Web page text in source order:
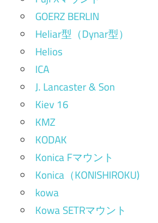
GOERZ BERLIN
Heliar型（Dynar型）
Helios
ICA
J. Lancaster & Son
Kiev 16
KMZ
KODAK
Konica Fマウント
Konica（KONISHIROKU)
kowa
Kowa SETRマウント